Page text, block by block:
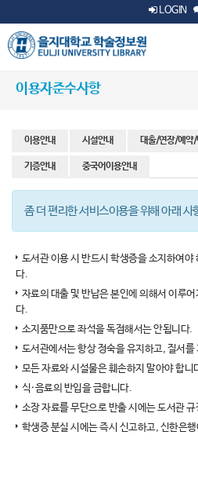
LOGIN
이용자준수사항
이용안내 시설안내 대출/연장/예약/
기증안내 중국어이용안내
좀 더 편리한 서비스이용을 위해 아래 사
도서관 이용 시 반드시 학생증을 소지하여야
다.
자료의 대출 및 반납은 본인에 의해서 이루
다.
소지품만으로 좌석을 독점해서는 안됩니다.
도서관에서는 항상 정숙을 유지하고, 질서를
모든 자료와 시설물은 훼손하지 말아야 합니
식·음료의 반입을 금합니다.
소장 자료를 무단으로 반출 시에는 도서관
학생증 분실 시에는 즉시 신고하고, 신한은